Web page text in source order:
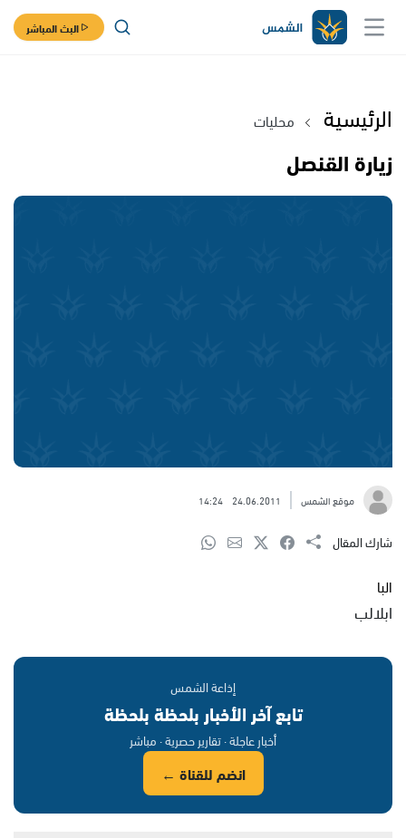
البث المباشر
الرئيسية محليات
زيارة القنصل
موقع الشمس 24.06.2011
14:24
شارك المقال
البا
ابلالب
إذاعة الشمس
تابع آخر الأخبار بلحظة بلحظة
أخبار عاجلة · تقارير حصرية · مباشر
انضم للقناة ←